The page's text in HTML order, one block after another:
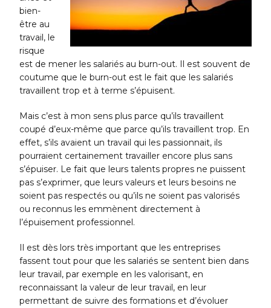
bien-
être au
travail, le
risque
est de mener les salariés au burn-out. Il est souvent de
coutume que le burn-out est le fait que les salariés
travaillent trop et à terme s’épuisent.
Mais c’est à mon sens plus parce qu’ils travaillent
coupé d’eux-même que parce qu’ils travaillent trop. En
effet, s’ils avaient un travail qui les passionnait, ils
pourraient certainement travailler encore plus sans
s’épuiser. Le fait que leurs talents propres ne puissent
pas s’exprimer, que leurs valeurs et leurs besoins ne
soient pas respectés ou qu’ils ne soient pas valorisés
ou reconnus les emmènent directement à
l’épuisement professionnel.
Il est dès lors très important que les entreprises
fassent tout pour que les salariés se sentent bien dans
leur travail, par exemple en les valorisant, en
reconnaissant la valeur de leur travail, en leur
permettant de suivre des formations et d’évoluer